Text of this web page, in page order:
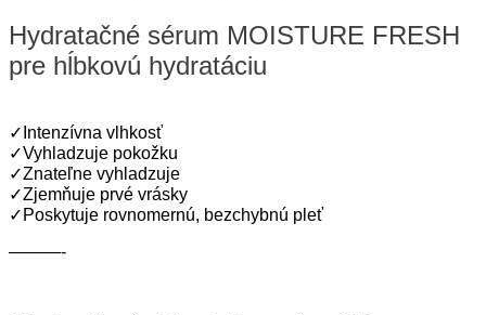
Hydratačné sérum MOISTURE FRESH
pre hĺbkovú hydratáciu
✓ Intenzívna vlhkosť
✓Vyhladzuje pokožku
✓Znateľne vyhladzuje
✓Zjemňuje prvé vrásky
✓ Poskytuje rovnomernú, bezchybnú pleť
———-